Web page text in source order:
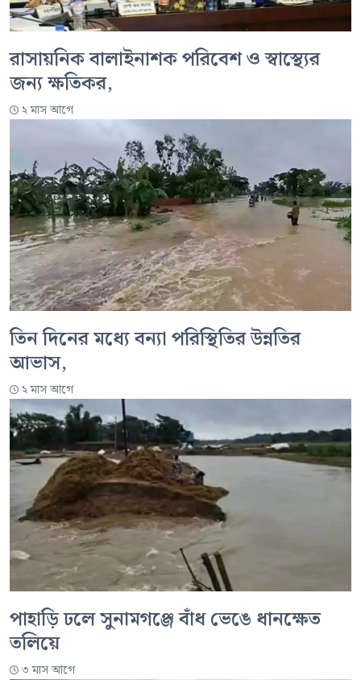
রাসায়নিক বালাইনাশক পরিবেশ ও স্বাস্থ্যের
জন্য ক্ষতিকর,
২ মাস আগে
তিন দিনের মধ্যে বন্যা পরিস্থিতির উন্নতির
আভাস,
২ মাস আগে
পাহাড়ি ঢলে সুনামগঞ্জে বাঁধ ভেঙে ধানক্ষেত
তলিয়ে
৩ মাস আগে